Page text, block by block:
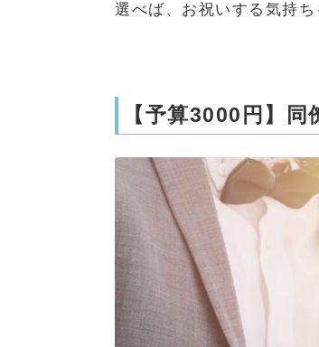
選べば、お祝いする気持ち
【予算3000円】